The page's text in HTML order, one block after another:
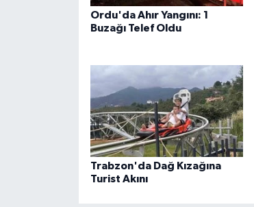
Ordu'da Ahır Yangını: 1
Buzağı Telef Oldu
Trabzon'da Dağ Kızağına
Turist Akını